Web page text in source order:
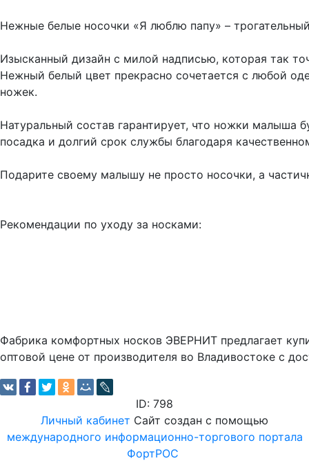
Нежные белые носочки «Я люблю папу» –
Изысканный дизайн с милой надписью, которая так
Нежный белый цвет прекрасно сочетается с любой
ножек.
Натуральный состав гарантирует, что ножки малыша
посадка и долгий срок службы благодаря
Подарите своему малышу не просто носочки, а
Рекомендации по уходу за носками:
Фабрика комфортных носков ЭВЕРНИТ предлагает
оптовой цене от производителя во Владивостоке с
ID: 798
Личный кабинет Сайт создан с помощью
международного информационно-торгового портала
ФортРОС